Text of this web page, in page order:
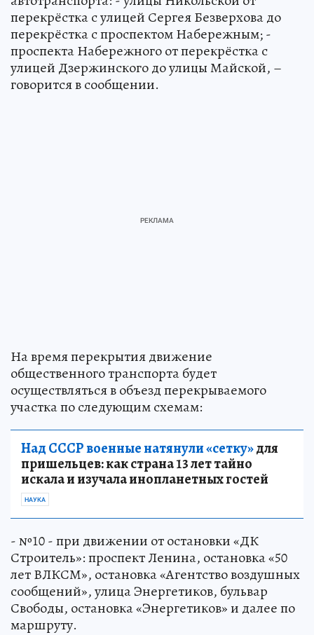
перекрёстка с улицей Сергея Безверхова до
перекрёстка с проспектом Набережным; -
проспекта Набережного от перекрёстка с
улицей Дзержинского до улицы Майской, –
говорится в сообщении.
На время перекрытия движение
общественного транспорта будет
осуществляться в объезд перекрываемого
участка по следующим схемам:
Над СССР военные натянули «сетку»для
пришельцев: как страна 13 лет тайно
искала и изучала инопланетных гостей
НАУКА
- №10 - при движении от остановки «ДК
Строитель»: проспект Ленина, остановка «50
лет ВЛКСМ», остановка «Агентство воздушных
сообщений», улица Энергетиков, бульвар
Свободы, остановка «Энергетиков» и далее по
маршруту.